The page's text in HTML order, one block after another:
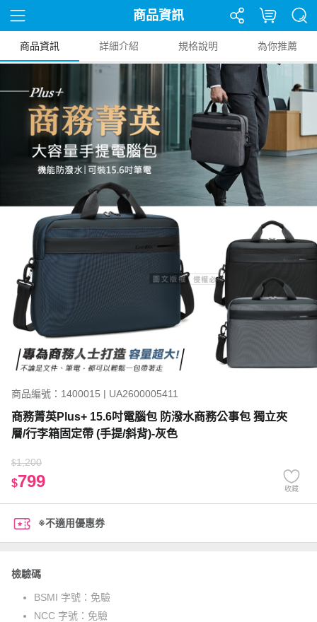
商品資訊
商品資訊 詳細介紹 規格說明 為你推薦
商品編號：1400015 | UA2600005411
商務菁英Plus+ 15.6吋電腦包 防潑水商務公事包 獨立夾
層/行李箱固定帶 (手提/斜背)-灰色
$1,200
$799 收藏
※不適用優惠券
檢驗碼
BSMI 字號： 免驗
NCC 字號： 免驗